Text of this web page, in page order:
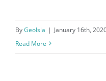
ByGeoIsla | January 16th,
Read More